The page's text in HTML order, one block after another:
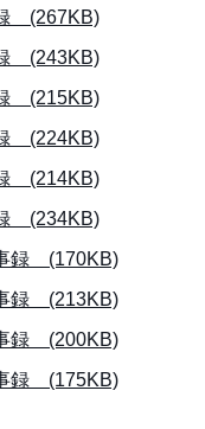
(267KB)
(243KB)
(215KB)
(224KB)
(214KB)
(234KB)
録 (170KB)
録 (213KB)
録 (200KB)
録 (175KB)